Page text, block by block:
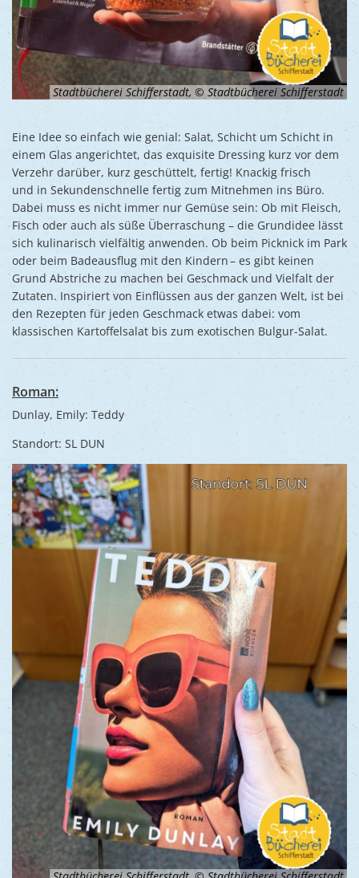
Stadtbücherei Schifferstadt, © Stadtbücherei Schifferstadt
Eine Idee so einfach wie genial: Salat, Schicht um Schicht in
einem Glas angerichtet, das exquisite Dressing kurz vor dem
Verzehr darüber, kurz geschüttelt, fertig! Knackig frisch
und in Sekundenschnelle fertig zum Mitnehmen ins Büro.
Dabei muss es nicht immer nur Gemüse sein: Ob mit Fleisch,
Fisch oder auch als süße Überraschung – die Grundidee lässt
sich kulinarisch vielfältig anwenden. Ob beim Picknick im Park
oder beim Badeausflug mit den Kindern – es gibt keinen
Grund Abstriche zu machen bei Geschmack und Vielfalt der
Zutaten. Inspiriert von Einflüssen aus der ganzen Welt, ist bei
den Rezepten für jeden Geschmack etwas dabei: vom
klassischen Kartoffelsalat bis zum exotischen Bulgur-Salat.
Roman:
Dunlay, Emily: Teddy
Standort: SL DUN